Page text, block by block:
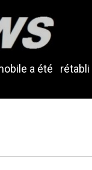
a été rétabli